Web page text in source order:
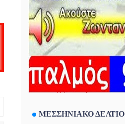
ΜΕΣΣΗΝΙΑΚΟ ΔΕΛΤΙΟ